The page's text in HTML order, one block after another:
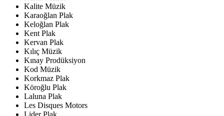
Kalite Müzik
Karaoğlan Plak
Keloğlan Plak
Kent Plak
Kervan Plak
Kılıç Müzik
Kınay Prodüksiyon
Kod Müzik
Korkmaz Plak
Köroğlu Plak
Laluna Plak
Les Disques Motors
Lider Plak